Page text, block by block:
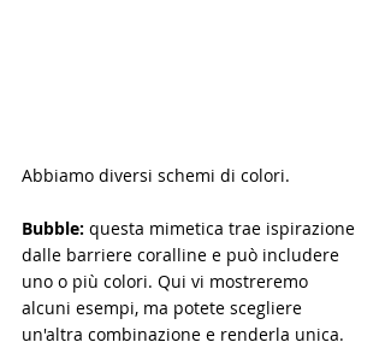
Abbiamo diversi schemi di colori.
Bubble: questa mimetica trae ispirazione
dalle barriere coralline e può includere
uno o più colori. Qui vi mostreremo
alcuni esempi, ma potete scegliere
un'altra combinazione e renderla unica.